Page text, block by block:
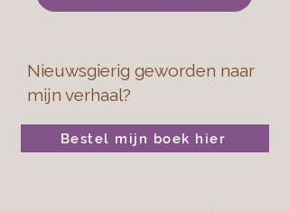
Nieuwsgierig geworden naar
mijn verhaal?
Bestel mijn boek hier